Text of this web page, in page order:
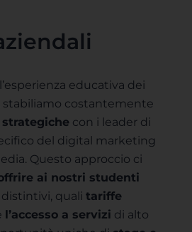
educativa dei
costantemente
con i leader di
del digital marketing
Questo approccio ci
ai nostri studenti
distintivi, quali tariffe
l’accesso a servizi di alto